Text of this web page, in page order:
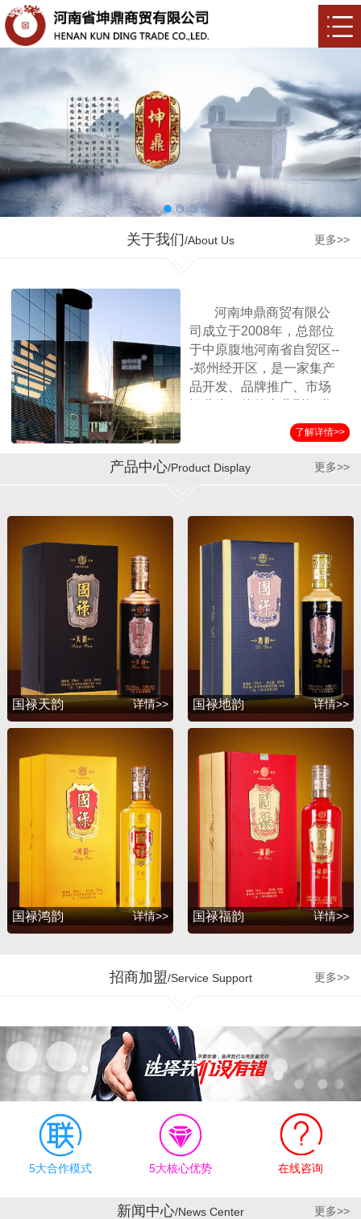
关于我们/About Us 更多>>
河南坤鼎商贸有限公
司成立于2008年，总部位
于中原腹地河南省自贸区--
-郑州经开区，是一家集产
品开发、品牌推广、市场
营销企业。公司始终坚持
以消费者诉求为导向，客
户满意为服务标准，秉承
的支持和公司员工的努力
公司自成立以来与贵州第
三大酱酒生产企业——贵
州省仁怀市茅台镇国宝酒
厂结为战略合作伙伴，经
过双方的共同努力，成功
推出并运作了国宝系列产
品，年销售额突破1亿余
元。短短几年，公司在全
国各地建立了稳定的销售
渠道，产品销量持续攀
的支持与厚爱。2012年
初，公司为满足广大消费
者的诉求，联合深圳知名
包装设计公司胡景润工作
室、贵州大学酒体设计专
家吴天祥教授、贵州茅台
酒厂酿酒工程师梁明峰先
生，倾力推出战略品牌
——国禄系列酒，与此同
时公司和茅台集团、五粮
州珍酒、金沙回沙酒业等
加了强劲的源动力。 企业
的制胜最终是要落实到人
才管理机制和市场运营的
有效执行上，公司奉行“德
才兼备、志同道合”的合作
理念，为员工明确职业规
划目标，提供有竞争力的
薪资待遇和发展机会，帮
内著名白酒营销咨询公司
了解详情>>
产品中心/Product Display 更多>>
国禄天韵 详情>> 国禄地韵 详情>>
国禄鸿韵 详情>> 国禄福韵 详情>>
招商加盟/Service Support 更多>>
5大合作模式 5大核心优势 在线咨询
新闻中心/News Center 更多>>